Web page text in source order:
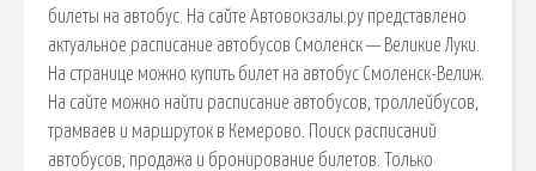
билеты на автобус. На сайте Автовокзалы.ру представлено
актуальное расписание автобусов Смоленск — Великие Луки.
На странице можно купить билет на автобус Смоленск-Велиж.
На сайте можно найти расписание автобусов, троллейбусов,
трамваев и маршруток в Кемерово. Поиск расписаний
автобусов, продажа и бронирование билетов. Только